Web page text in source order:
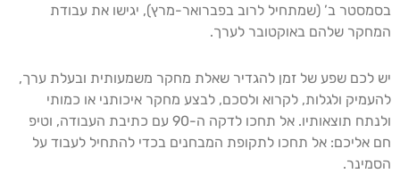
בסמסטר ב’ (שמתחיל לרוב בפברואר-מרץ), יגישו את עבודת
המחקר שלהם באוקטובר לערך.
יש לכם שפע של זמן להגדיר שאלת מחקר משמעותית ובעלת ערך,
להעמיק ולגלות, לקרוא ולסכם, לבצע מחקר איכותני או כמותי
ולנתח תוצאותיו. אל תחכו לדקה ה-90 עם כתיבת העבודה, וטיפ
חם אליכם: אל תחכו לתקופת המבחנים בכדי להתחיל לעבוד על
הסמינר.